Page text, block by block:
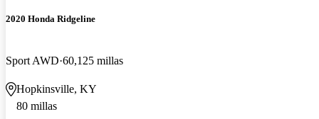
2020 Honda Ridgeline
Sport AWD 60,125 millas
Hopkinsville, KY
80 millas